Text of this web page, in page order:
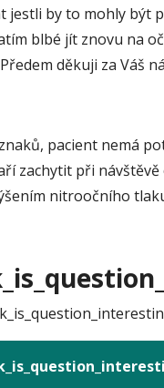
by to mohly být
blbé jít znovu na
děkuji za Váš
pacient nemá
zachytit při
nitroočního